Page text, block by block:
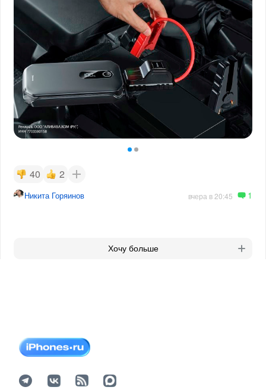
40 2
Никита Горяинов вчера в 20:45 1
Хочу больше